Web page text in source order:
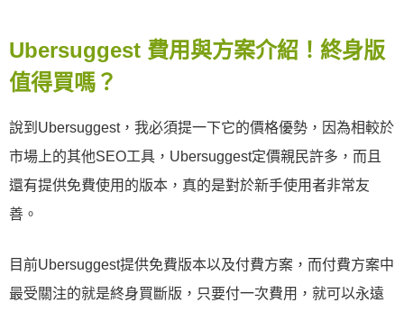
Ubersuggest 費用與方案介紹！終身版
值得買嗎？
說到Ubersuggest，我必須提一下它的價格優勢，因為相較於
市場上的其他SEO工具，Ubersuggest定價親民許多，而且
還有提供免費使用的版本，真的是對於新手使用者非常友
善。
目前Ubersuggest提供免費版本以及付費方案，而付費方案中
最受關注的就是終身買斷版，只要付一次費用，就可以永遠